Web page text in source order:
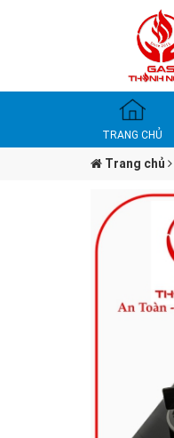
TRANG CHỦ
Trang chủ